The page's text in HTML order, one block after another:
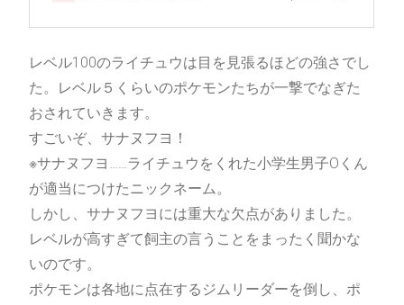
WEB通販 ONLINE
本の購入はこちらから
通販サイトへ
日記
レベル100のライチュウは目を見張るほどの強さでし
た。レベル５くらいのポケモンたちが一撃でなぎた
おされていきます。
すごいぞ、サナヌフヨ！
※サナヌフヨ……ライチュウをくれた小学生男子Oくん
が適当につけたニックネーム。
しかし、サナヌフヨには重大な欠点がありました。
レベルが高すぎて飼主の言うことをまったく聞かな
いのです。
ポケモンは各地に点在するジムリーダーを倒し、ポ